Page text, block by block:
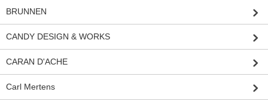
BRUNNEN
CANDY DESIGN & WORKS
CARAN D'ACHE
Carl Mertens